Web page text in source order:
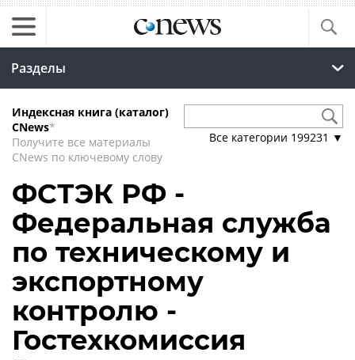
Разделы
Индексная книга (каталог)
CNews*
Получите все материалы
CNews по ключевому слову
Все категории 199231 ▼
ФСТЭК РФ -
Федеральная служба
по техническому и
экспортному
контролю -
Гостехкомиссия